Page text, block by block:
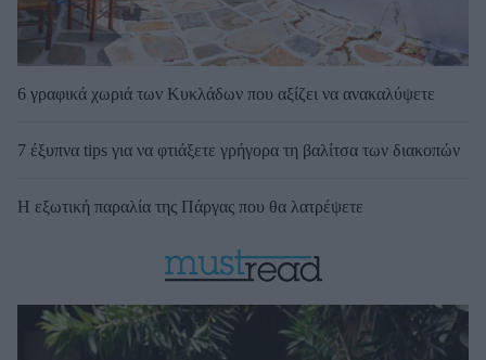
6 γραφικά χωριά των Κυκλάδων που αξίζει να ανακαλύψετε
7 έξυπνα tips για να φτιάξετε γρήγορα τη βαλίτσα των διακοπών
Η εξωτική παραλία της Πάργας που θα λατρέψετε